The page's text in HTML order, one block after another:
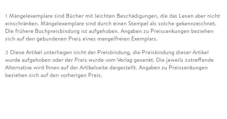
1 Mängelexemplare sind Bücher mit leichten Beschädigungen, die das Lesen aber nicht
einschränken. Mängelexemplare sind durch einen Stempel als solche gekennzeichnet.
Die frühere Buchpreisbindung ist aufgehoben. Angaben zu Preissenkungen beziehen
sich auf den gebundenen Preis eines mangelfreien Exemplars.
2 Diese Artikel unterliegen nicht der Preisbindung, die Preisbindung dieser Artikel
wurde aufgehoben oder der Preis wurde vom Verlag gesenkt. Die jeweils zutreffende
Alternative wird Ihnen auf der Artikelseite dargestellt. Angaben zu Preissenkungen
beziehen sich auf den vorherigen Preis.